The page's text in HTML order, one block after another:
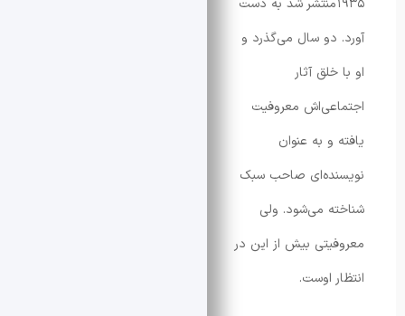
منتشر شد به دست
سال می‌گذرد و
معروفیت
به عنوان
صاحب سبک
می‌شود. ولی
بیش از این در